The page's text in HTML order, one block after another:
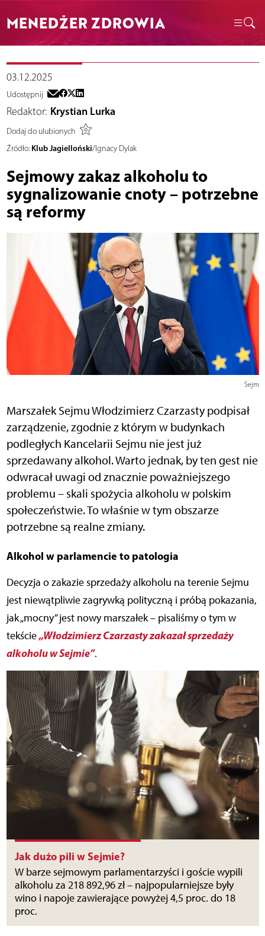
MENEDŻER ZDROWIA
03.12.2025
Udostępnij
Redaktor: Krystian Lurka
Dodaj do ulubionych
Źródło: Klub Jagielloński/Ignacy Dylak
Sejmowy zakaz alkoholu to
sygnalizowanie cnoty – potrzebne
są reformy
Sejm
Marszałek Sejmu Włodzimierz Czarzasty podpisał
zarządzenie, zgodnie z którym w budynkach
podległych Kancelarii Sejmu nie jest już
sprzedawany alkohol. Warto jednak, by ten gest nie
odwracał uwagi od znacznie poważniejszego
problemu – skali spożycia alkoholu w polskim
społeczeństwie. To właśnie w tym obszarze
potrzebne są realne zmiany.
Alkohol w parlamencie to patologia
Decyzja o zakazie sprzedaży alkoholu na terenie Sejmu
jest niewątpliwie zagrywką polityczną i próbą pokazania,
jak „mocny” jest nowy marszałek – pisaliśmy o tym w
tekście„Włodzimierz Czarzasty zakazał sprzedaży
alkoholu w Sejmie”.
Jak dużo pili w Sejmie?
W barze sejmowym parlamentarzyści i goście wypili
alkoholu za 218 892,96 zł – najpopularniejsze były
wino i napoje zawierające powyżej 4,5 proc. do 18
proc.